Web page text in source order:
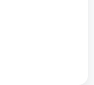
。今牒名已
匆遽而来曰：
不然，奈何！”